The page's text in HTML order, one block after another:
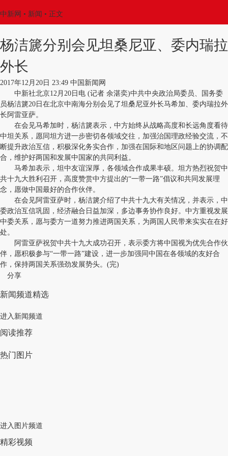
中新网 • 新闻 • 正文
杨洁篪分别会见坦桑尼亚、委内瑞拉
外长
2017年12月20日 23:49 中国新闻网
中新社北京12月20日电 (记者 余湛奕)中共中央政治局委员、国务委
员杨洁篪20日在北京中南海分别会见了坦桑尼亚外长马希加、委内瑞拉外
长阿雷亚萨。
在会见马希加时，杨洁篪表示，中方始终从战略高度和长远角度看待
中坦关系，愿同坦方进一步密切各领域交往，加强治国理政经验交流，不
断提升政治互信，积极深化务实合作，加强在国际和地区问题上的协调配
合，维护好两国和发展中国家的共同利益。
马希加表示，坦中友谊深厚，各领域合作成果丰硕。坦方热烈祝贺中
共十九大胜利召开，高度赞赏中方提出的“一带一路”倡议和共同发展理
念，愿做中国最好的合作伙伴。
在会见阿雷亚萨时，杨洁篪介绍了中共十九大有关情况，并表示，中
委政治互信巩固，经济融合日益加深，多边事务协作良好。中方重视发展
中委关系，愿与委方一道努力推进两国关系，为两国人民带来实实在在好
处。
阿雷亚萨祝贺中共十九大成功召开，表示委方将中国视为优先合作伙
伴，愿积极参与“一带一路”建设，进一步加强同中国在各领域的友好合
作，保持两国关系强劲发展势头。(完)
分享
新闻频道精选
进入新闻频道
阅读推荐
热门图片
进入图片频道
精彩视频